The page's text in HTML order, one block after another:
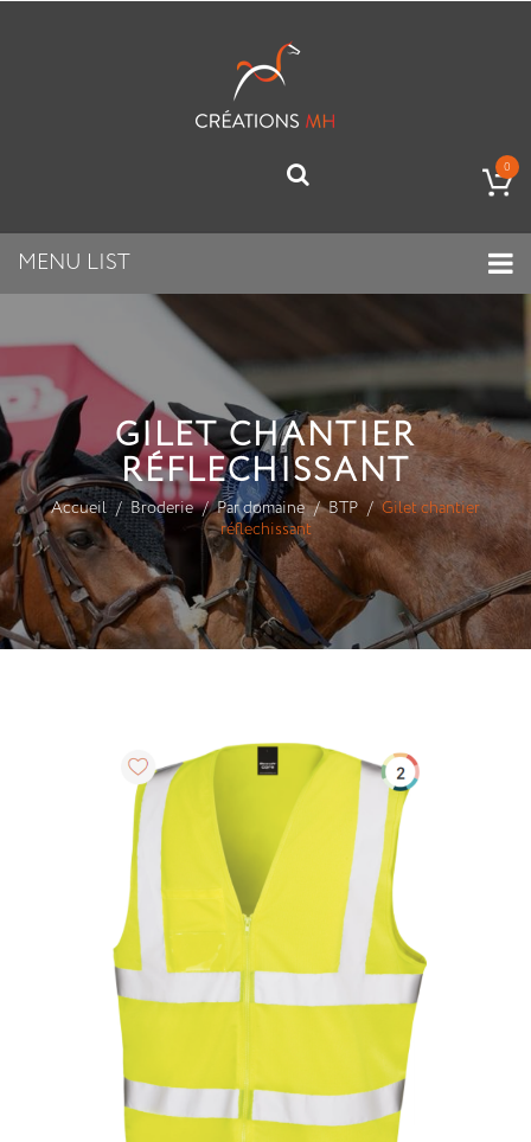
0
MENU LIST
GILET CHANTIER
RÉFLECHISSANT
Accueil Broderie Par domaine BTP
Gilet chantier
réflechissant